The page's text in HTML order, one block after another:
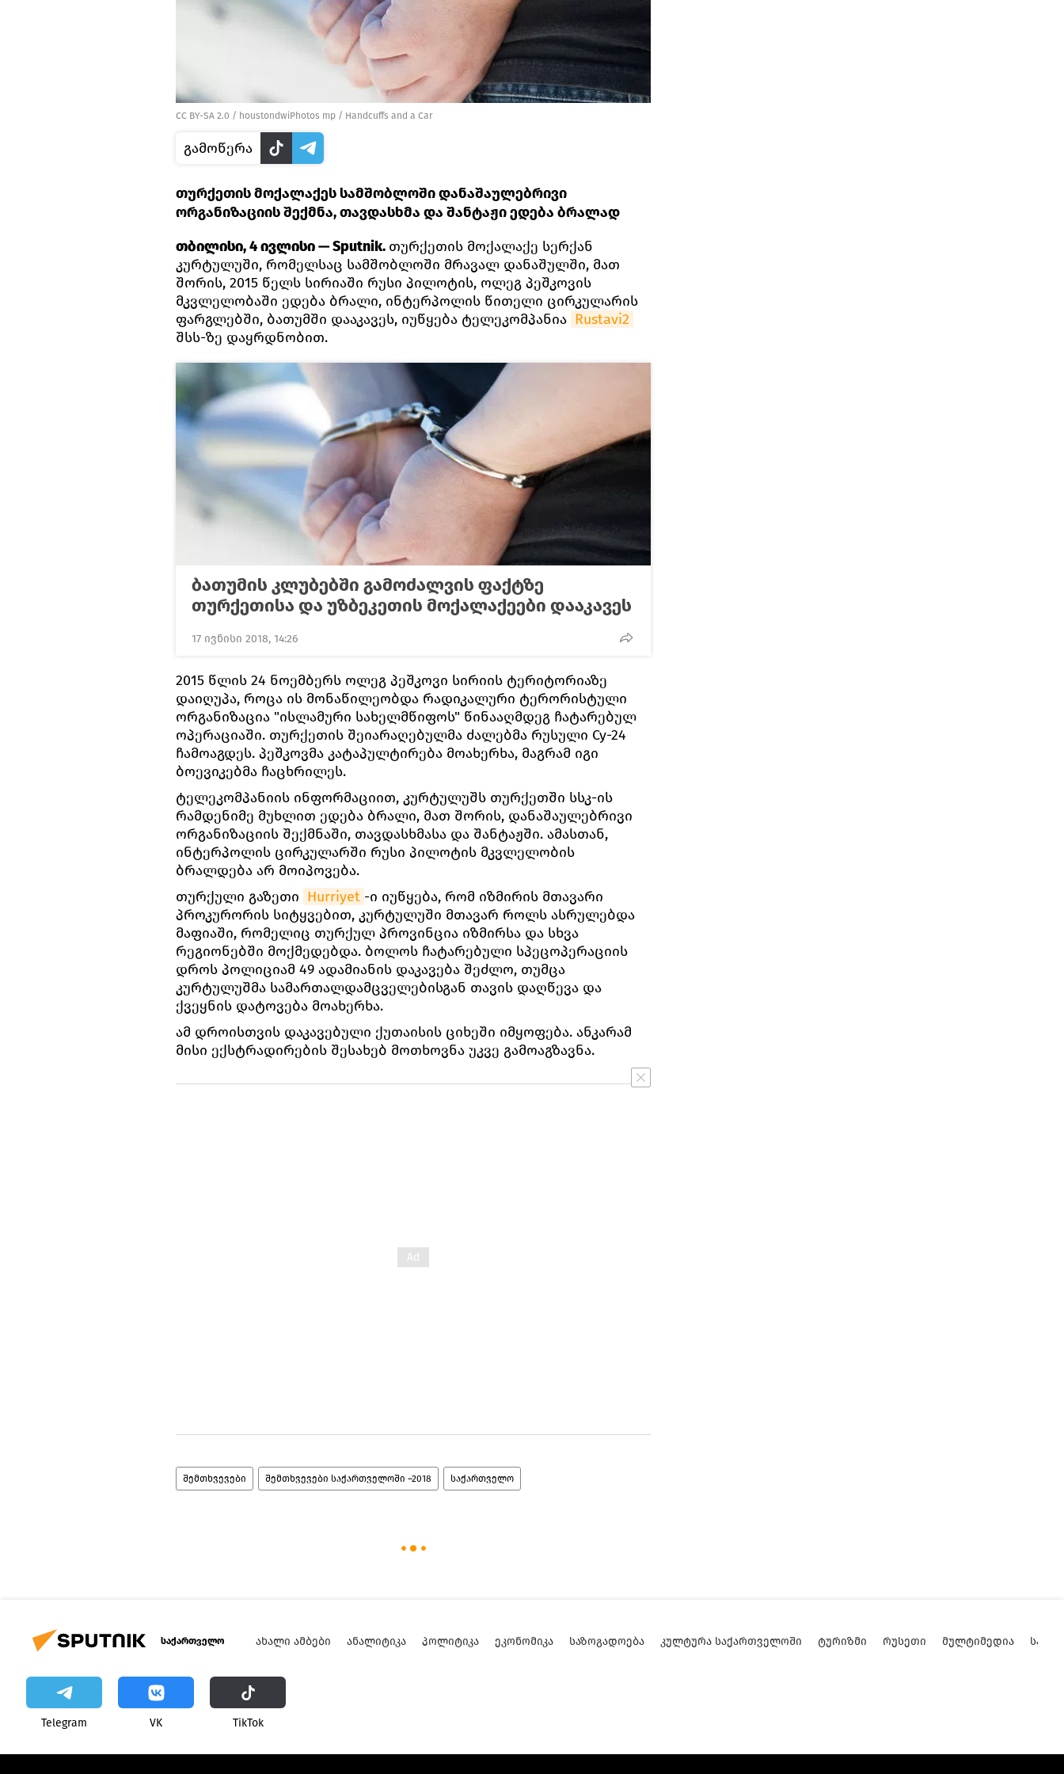
CC BY-SA 2.0 / houstondwiPhotos mp / Handcuffs and a Car
გამოწერა
თურქეთის მოქალაქეს სამშობლოში დანაშაულებრივი
ორგანიზაციის შექმნა, თავდასხმა და შანტაჟი ედება ბრალად
თბილისი, 4 ივლისი — Sputnik. თურქეთის მოქალაქე სერქან
კურტულუში, რომელსაც სამშობლოში მრავალ დანაშულში, მათ
შორის, 2015 წელს სირიაში რუსი პილოტის, ოლეგ პეშკოვის
მკვლელობაში ედება ბრალი, ინტერპოლის წითელი ცირკულარის
ფარგლებში, ბათუმში დააკავეს, იუწყება ტელეკომპანია Rustavi2
შსს-ზე დაყრდნობით.
ბათუმის კლუბებში გამოძალვის ფაქტზე
თურქეთისა და უზბეკეთის მოქალაქეები დააკავეს
17 ივნისი 2018, 14:26
2015 წლის 24 ნოემბერს ოლეგ პეშკოვი სირიის ტერიტორიაზე
დაიღუპა, როცა ის მონაწილეობდა რადიკალური ტერორისტული
ორგანიზაცია "ისლამური სახელმწიფოს" წინააღმდეგ ჩატარებულ
ოპერაციაში. თურქეთის შეიარაღებულმა ძალებმა რუსული Су-24
ჩამოაგდეს. პეშკოვმა კატაპულტირება მოახერხა, მაგრამ იგი
ბოევიკებმა ჩაცხრილეს.
ტელეკომპანიის ინფორმაციით, კურტულუშს თურქეთში სსკ-ის
რამდენიმე მუხლით ედება ბრალი, მათ შორის, დანაშაულებრივი
ორგანიზაციის შექმნაში, თავდასხმასა და შანტაჟში. ამასთან,
ინტერპოლის ცირკულარში რუსი პილოტის მკვლელობის
ბრალდება არ მოიპოვება.
თურქული გაზეთი Hurriyet -ი იუწყება, რომ იზმირის მთავარი
პროკურორის სიტყვებით, კურტულუში მთავარ როლს ასრულებდა
მაფიაში, რომელიც თურქულ პროვინცია იზმირსა და სხვა
რეგიონებში მოქმედებდა. ბოლოს ჩატარებული სპეცოპერაციის
დროს პოლიციამ 49 ადამიანის დაკავება შეძლო, თუმცა
კურტულუშმა სამართალდამცველებისგან თავის დაღწევა და
ქვეყნის დატოვება მოახერხა.
ამ დროისთვის დაკავებული ქუთაისის ციხეში იმყოფება. ანკარამ
მისი ექსტრადირების შესახებ მოთხოვნა უკვე გამოაგზავნა.
შემთხვევები შემთხვევები საქართველოში –2018 საქართველო
საქართველო ᲐᲮᲐᲚᲘ ᲐᲛᲑᲔᲑᲘ ᲐᲜᲐᲚᲘᲢᲘᲙᲐ ᲞᲝᲚᲘᲢᲘᲙᲐ ᲔᲙᲝᲜᲝᲛᲘᲙᲐ ᲡᲐᲖᲝᲒᲐᲓᲝᲔᲑᲐ ᲙᲣᲚᲢᲣᲠᲐ ᲡᲐᲥᲐᲠᲗᲕᲔᲚᲝᲨᲘ ᲢᲣᲠᲘᲖᲛᲘ ᲠᲣᲡᲔᲗᲘ ᲛᲣᲚᲢᲘᲛᲔᲓᲘᲐ
Telegram VK ТikТоk